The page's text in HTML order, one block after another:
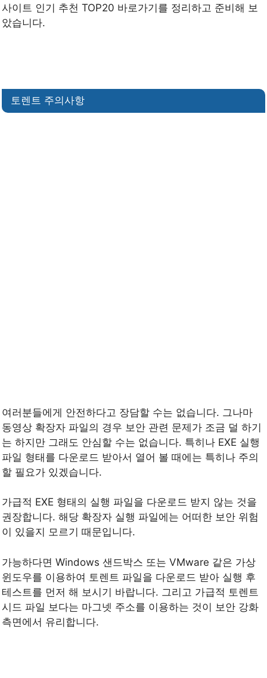
사이트 인기 추천 TOP20 바로가기를 정리하고 준비해 보
았습니다.
토렌트 주의사항
여러분들에게 안전하다고 장담할 수는 없습니다. 그나마
동영상 확장자 파일의 경우 보안 관련 문제가 조금 덜 하기
는 하지만 그래도 안심할 수는 없습니다. 특히나 EXE 실행
파일 형태를 다운로드 받아서 열어 볼 때에는 특히나 주의
할 필요가 있겠습니다.
가급적 EXE 형태의 실행 파일을 다운로드 받지 않는 것을
권장합니다. 해당 확장자 실행 파일에는 어떠한 보안 위험
이 있을지 모르기 때문입니다.
가능하다면 Windows 샌드박스 또는 VMware 같은 가상
윈도우를 이용하여 토렌트 파일을 다운로드 받아 실행 후
테스트를 먼저 해 보시기 바랍니다. 그리고 가급적 토렌트
시드 파일 보다는 마그넷 주소를 이용하는 것이 보안 강화
측면에서 유리합니다.